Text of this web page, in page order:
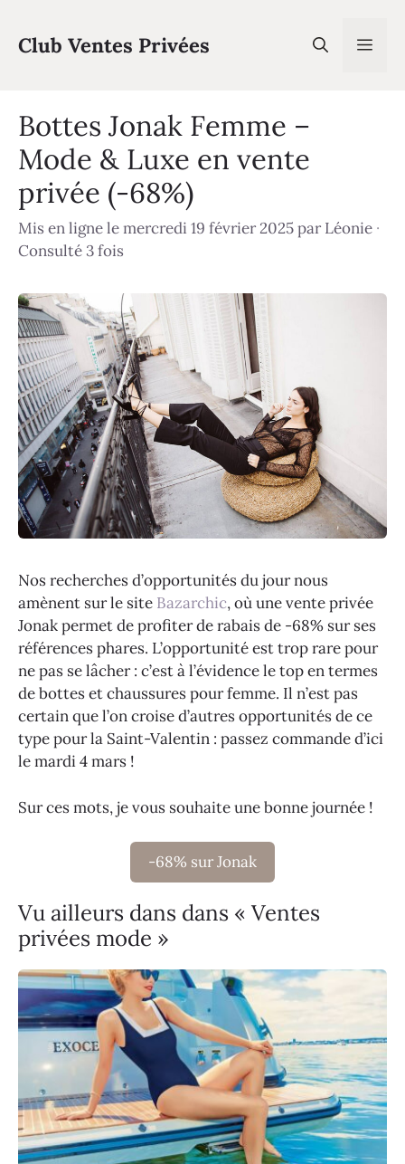
contenu
Club Ventes Privées
Bottes Jonak Femme –
Mode & Luxe en vente
privée (-68%)
Mis en ligne le mercredi 19 février 2025parLéonie ·
Consulté 3 fois
Nos recherches d’opportunités du jour nous
amènent sur le site Bazarchic, où une vente privée
Jonak permet de profiter de rabais de -68% sur ses
références phares. L’opportunité est trop rare pour
ne pas se lâcher : c’est à l’évidence le top en termes
de bottes et chaussures pour femme. Il n’est pas
certain que l’on croise d’autres opportunités de ce
type pour la Saint-Valentin : passez commande d’ici
le mardi 4 mars !
Sur ces mots, je vous souhaite une bonne journée !
-68% sur Jonak
Vu ailleurs dans dans « Ventes
privées mode »